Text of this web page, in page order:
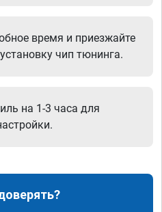
время и приезжайте
чип тюнинга.
на 1-3 часа для